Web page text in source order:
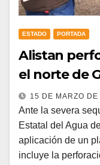
ESTADO PORTADA
Alistan
el norte de
15 DE MARZO
Ante la severa
Estatal del Agua
aplicación de un
incluye la